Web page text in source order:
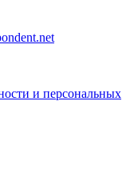
и персональных